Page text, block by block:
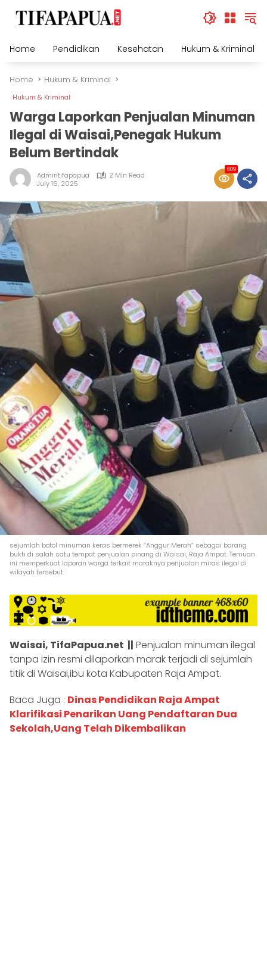
Home
Pendidikan Kesehatan Hukum & Kriminal
Home Hukum & Kriminal
Hukum & Kriminal
Warga Laporkan Penjualan Minuman
Ilegal di Waisai,Penegak Hukum
Belum Bertindak
Admintifapapua
2 Min Read
July 16, 2025
609
sejumlah botol minuman keras bermerek “Anggur Merah” sebagai barang
bukti di salah satu tempat penjualan pinang di Waisai, Raja Ampat. Temuan
ini memperkuat laporan warga terkait maraknya penjualan miras ilegal di
wilayah tersebut.
Waisai, TifaPapua.net || Penjualan minuman ilegal
tanpa izin resmi dilaporkan marak terjadi di sejumlah
titik di Waisai,ibu kota Kabupaten Raja Ampat.
Baca Juga : Dinas Pendidikan Raja Ampat
Klarifikasi Penarikan Uang Pendaftaran Dua
Sekolah,Uang Telah Dikembalikan